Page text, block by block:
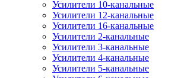
Усилители 10-канальные
Усилители 12-канальные
Усилители 16-канальные
Усилители 2-канальные
Усилители 3-канальные
Усилители 4-канальные
Усилители 5-канальные